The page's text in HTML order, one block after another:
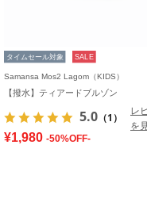
タイムセール対象 SALE
Samansa Mos2 Lagom（KIDS）
【撥水】ティアードブルゾン
5.0 （1）
レ
を
¥1,980 -50%OFF-